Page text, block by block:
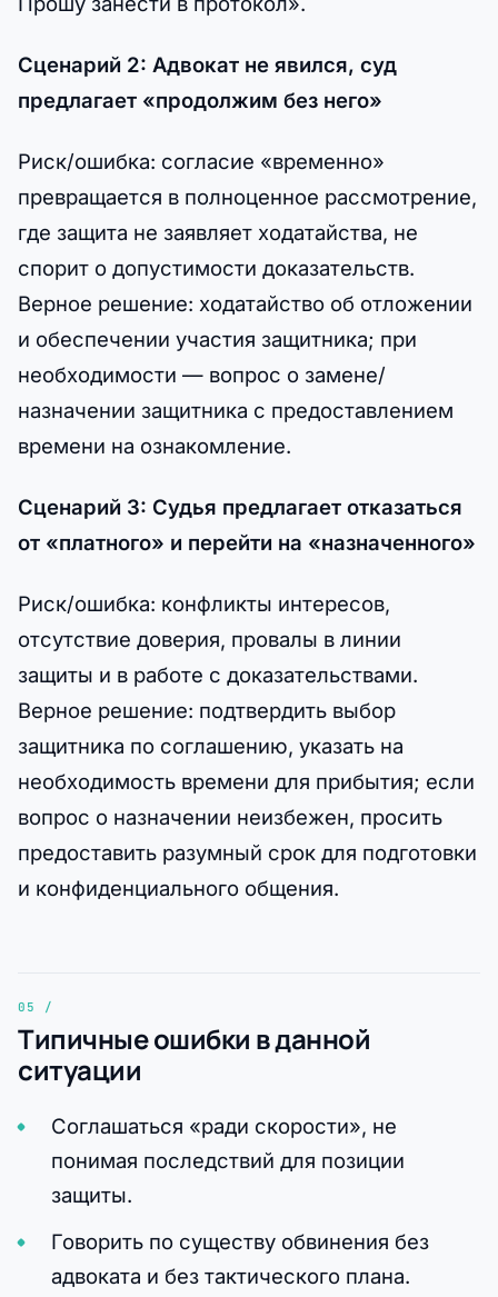
Сценарий 2: Адвокат не явился, суд
предлагает «продолжим без него»
Риск/ошибка: согласие «временно»
превращается в полноценное рассмотрение,
где защита не заявляет ходатайства, не
спорит о допустимости доказательств.
Верное решение: ходатайство об отложении
и обеспечении участия защитника; при
необходимости — вопрос о замене/
назначении защитника с предоставлением
времени на ознакомление.
Сценарий 3: Судья предлагает отказаться
от «платного» и перейти на «назначенного»
Риск/ошибка: конфликты интересов,
отсутствие доверия, провалы в линии
защиты и в работе с доказательствами.
Верное решение: подтвердить выбор
защитника по соглашению, указать на
необходимость времени для прибытия; если
вопрос о назначении неизбежен, просить
предоставить разумный срок для подготовки
и конфиденциального общения.
Типичные ошибки в данной
ситуации
Соглашаться «ради скорости», не
понимая последствий для позиции
защиты.
Говорить по существу обвинения без
адвоката и без тактического плана.